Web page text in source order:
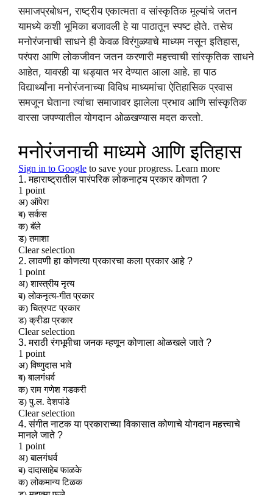
समाजप्रबोधन, राष्ट्रीय एकात्मता व सांस्कृतिक मूल्यांचे जतन
यामध्ये कशी भूमिका बजावली हे या पाठातून स्पष्ट होते. तसेच
मनोरंजनाची साधने ही केवळ विरंगुळ्याचे माध्यम नसून इतिहास,
परंपरा आणि लोकजीवन जतन करणारी महत्त्वाची सांस्कृतिक साधने
आहेत, यावरही या धड्यात भर देण्यात आला आहे. हा पाठ
विद्यार्थ्यांना मनोरंजनाच्या विविध माध्यमांचा ऐतिहासिक प्रवास
समजून घेताना त्यांचा समाजावर झालेला प्रभाव आणि सांस्कृतिक
वारसा जपण्यातील योगदान ओळखण्यास मदत करतो.